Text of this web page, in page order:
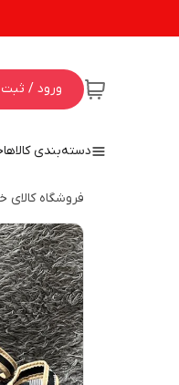
ورود / ثبت
دسته‌بندی کالاها
فروشگاه